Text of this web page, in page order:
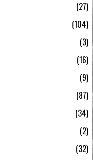
27
104
3
16
9
87
34
2
32